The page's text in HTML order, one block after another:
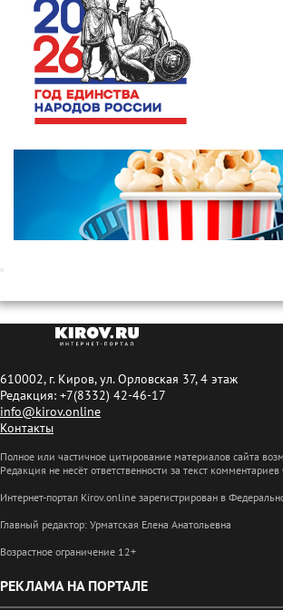
610002, г. Киров, ул. Орловская 37, 4 этаж
Редакция: +7(8332) 42-46-17
info@kirov.online
Контакты
Полное или частичное цитирование материалов сайта
Редакция не несёт ответственности за текст комментариев
Интернет-портал Kirov.online зарегистрирован в
Главный редактор: Урматская Елена Анатольевна
Возрастное ограничение 12+
РЕКЛАМА НА ПОРТАЛЕ